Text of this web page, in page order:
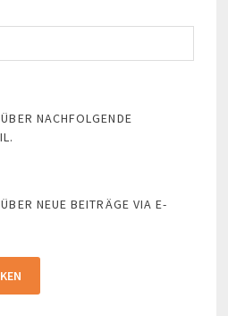
NACHFOLGENDE
NEUE BEITRÄGE VIA E-